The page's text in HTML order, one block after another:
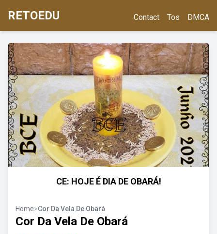
RETOEDU Contact Tos DMCA
CE: HOJE É DIA DE OBARÁ!
Home>Cor Da Vela De Obará
Cor Da Vela De Obará